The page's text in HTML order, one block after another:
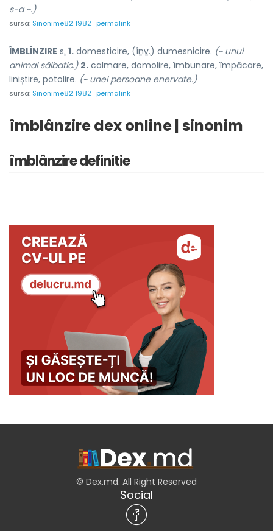
s-a ~.)
sursa: Sinonime82 1982 permalink
ÎMBLÎNZIRE s. 1. domesticire, (înv.) dumesnicire. (~ unui
animal sălbatic.) 2. calmare, domolire, îmbunare, împăcare,
liniștire, potolire. (~ unei persoane enervate.)
sursa: Sinonime82 1982 permalink
îmblânzire dex online | sinonim
îmblânzire definitie
© Dex.md. All Right Reserved
Social